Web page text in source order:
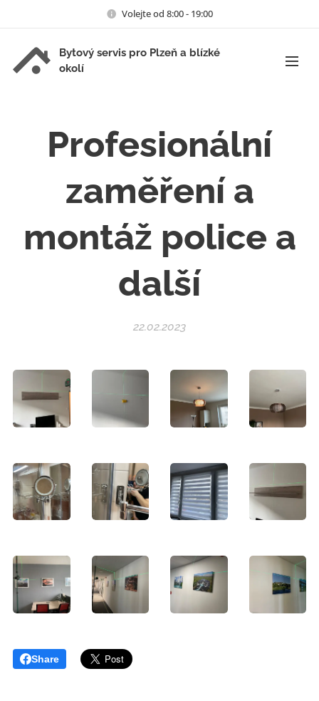
Volejte od 8:00 - 19:00
Bytový servis pro Plzeň a blízké
okolí
Profesionální
zaměření a
montáž police a
další
22.02.2023
Share